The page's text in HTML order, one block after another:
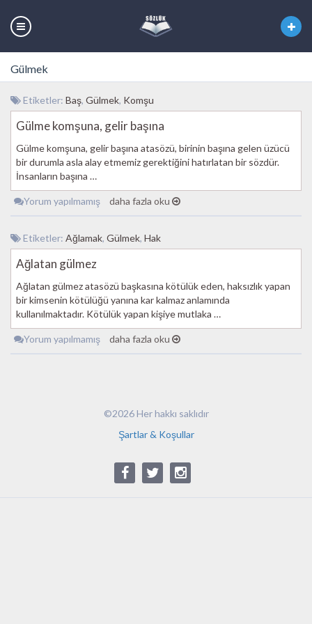
Gülmek
Etiketler: Baş, Gülmek, Komşu
Gülme komşuna, gelir başına
Gülme komşuna, gelir başına atasözü, birinin başına gelen üzücü
bir durumla asla alay etmemiz gerektiğini hatırlatan bir sözdür.
İnsanların başına …
Yorum yapılmamış daha fazla oku
Etiketler: Ağlamak, Gülmek, Hak
Ağlatan gülmez
Ağlatan gülmez atasözü başkasına kötülük eden, haksızlık yapan
bir kimsenin kötülüğü yanına kar kalmaz anlamında
kullanılmaktadır. Kötülük yapan kişiye mutlaka …
Yorum yapılmamış daha fazla oku
©2026 Her hakkı saklıdır
Şartlar & Koşullar